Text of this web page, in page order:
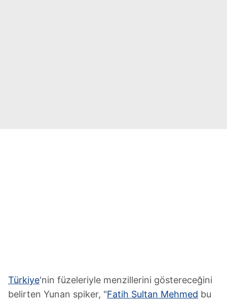
Türkiye'nin füzeleriyle menzillerini göstereceğini
belirten Yunan spiker, "Fatih Sultan Mehmed bu